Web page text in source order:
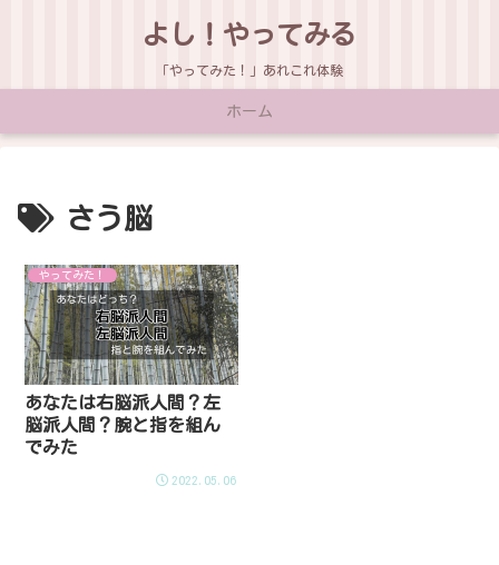
よし！やってみる
「やってみた！」あれこれ体験
ホーム
さう脳
やってみた！
あなたは右脳派人間？左
脳派人間？腕と指を組ん
でみた
2022.05.06